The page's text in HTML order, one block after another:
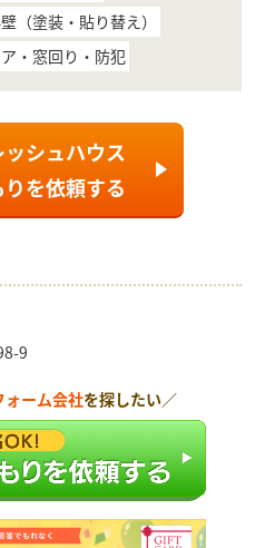
（塗装・貼り替え）
・窓回り・防犯
シュハウス
を依頼する
9
ォーム会社を探したい／